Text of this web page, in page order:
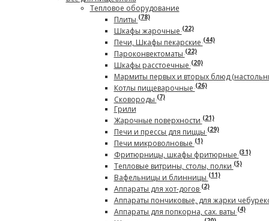
Тепловое оборудование
Плиты(78)
Шкафы жарочные(22)
Печи, Шкафы пекарские(44)
Пароконвектоматы(22)
Шкафы расстоечные(20)
Мармиты первых и вторых блюд
Котлы пищеварочные(26)
Сковороды(7)
Грили
Жарочные поверхности(21)
Печи и прессы для пиццы(29)
Печи микроволновые(1)
Фритюрницы, шкафы фритюрные(31)
Тепловые витрины, столы, полки(5)
Вафельницы и блинницы(11)
Аппараты для хот-догов(2)
Аппараты пончиковые, для жарки
Аппараты для попкорна, сах. ваты(4)